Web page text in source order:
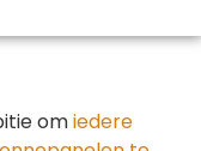
omiedere